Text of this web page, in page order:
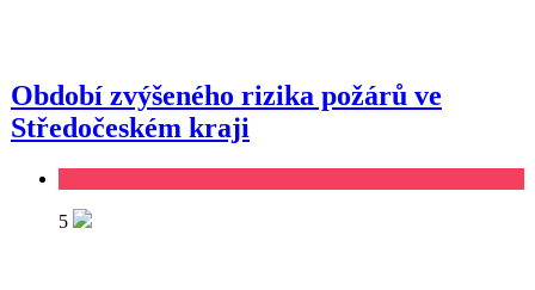
Období zvýšeného rizika požárů ve
Středočeském kraji
5